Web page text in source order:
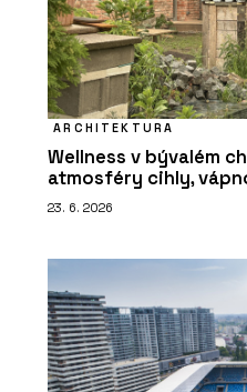
ARCHITEKTURA
Wellness v bývalém
atmosféry cihly,
23. 6. 2026